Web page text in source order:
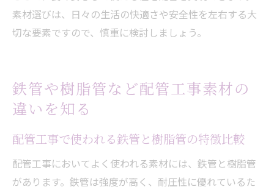
素材選びは、日々の生活の快適さや安全性を左右する大
切な要素ですので、慎重に検討しましょう。
鉄管や樹脂管など配管工事素材の
違いを知る
配管工事で使われる鉄管と樹脂管の特徴比較
配管工事においてよく使われる素材には、鉄管と樹脂管
があります。鉄管は強度が高く、耐圧性に優れているた